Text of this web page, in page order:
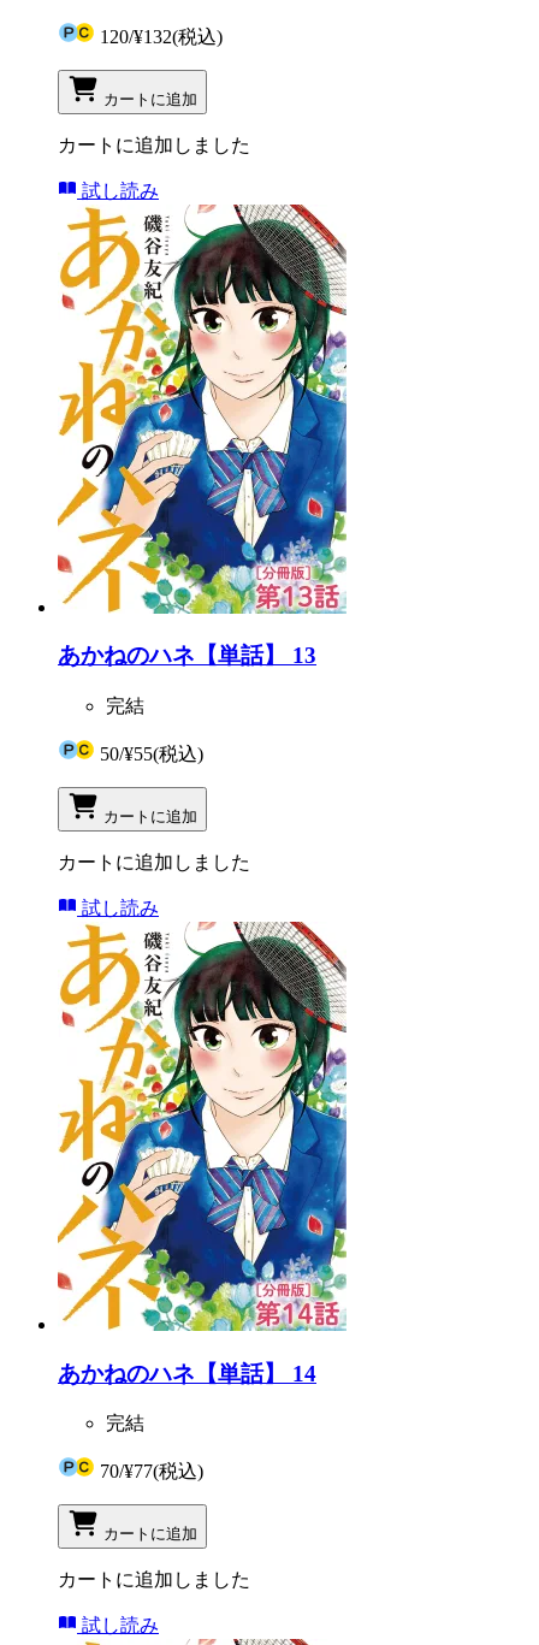
120/¥132(税込)
カートに追加
カートに追加しました
試し読み
あかねのハネ【単話】 13
完結
50/¥55(税込)
カートに追加
カートに追加しました
試し読み
あかねのハネ【単話】 14
完結
70/¥77(税込)
カートに追加
カートに追加しました
試し読み